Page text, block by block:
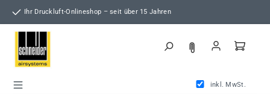
Zum Hauptinhalt springen
Ihr Druckluft-Onlineshop – seit über 15 Jahren
inkl. MwSt.